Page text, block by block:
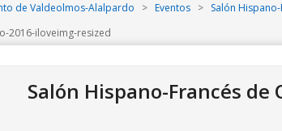
de Valdeolmos-Alalpardo > Eventos > Salón
2016-iloveimg-resized
Salón Hispano-Francés de